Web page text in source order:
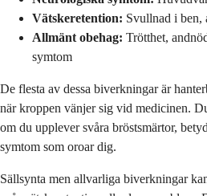
Vätskeretention: Svullnad i ben,
Allmänt obehag: Trötthet,
symtom
De flesta av dessa biverkningar är
när kroppen vänjer sig vid medicinen.
om du upplever svåra bröstsmärtor,
symtom som oroar dig.
Sällsynta men allvarliga biverkningar